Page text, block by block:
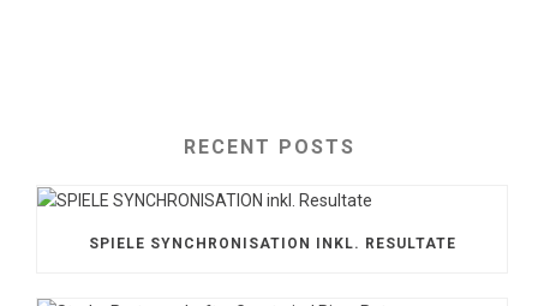
RECENT POSTS
SPIELE SYNCHRONISATION INKL. RESULTATE